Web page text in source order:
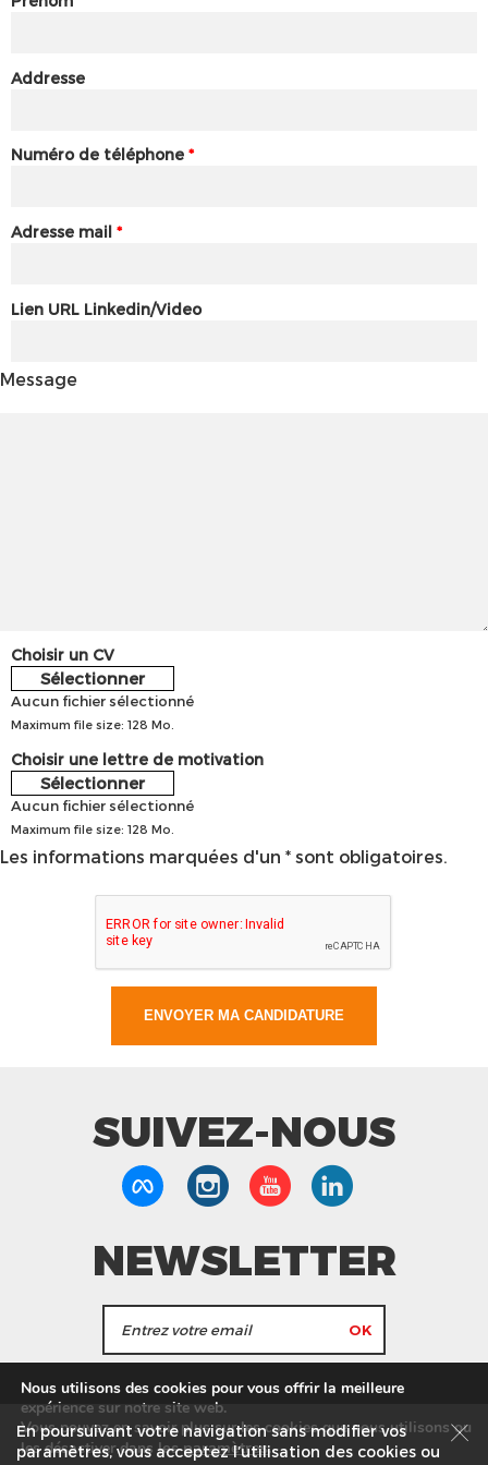
Addresse
Numéro de téléphone *
Adresse mail *
Lien URL Linkedin/Video
Message
Choisir un CV
Sélectionner
Aucun fichier sélectionné
Maximum file size: 128 Mo.
Choisir une lettre de motivation
Sélectionner
Aucun fichier sélectionné
Maximum file size: 128 Mo.
Les informations marquées d'un * sont obligatoires.
SUIVEZ-NOUS
NEWSLETTER
informations de Tang Frères.
Nos Magasins Service commercial
Recrutement
En poursuivant votre navigation sans modifier vos
paramètres, vous acceptez l’utilisation des cookies ou
Nous utilisons des cookies pour vous offrir la meilleure
expérience sur notre site web.
Vous pouvez en savoir plus sur les cookies que nous utilisons ou
les désactiver dans lesparamètres.